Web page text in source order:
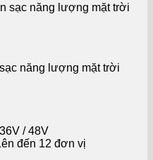
sạc năng lượng mặt trời
năng lượng mặt trời
/ 48V
đến 12 đơn vị